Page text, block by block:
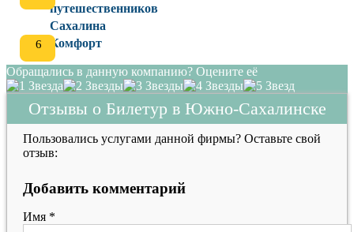
путешественников
Сахалина
Комфорт
Обращались в данную компанию? Оцените её
Отзывы о Билетур в Южно-Сахалинске
Пользовались услугами данной фирмы? Оставьте свой
отзыв:
Добавить комментарий
Имя *